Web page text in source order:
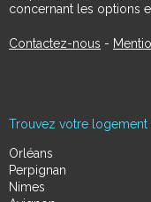
concernant les options
Contactez-nous -
Trouvez votre logement
Orléans
Perpignan
Nimes